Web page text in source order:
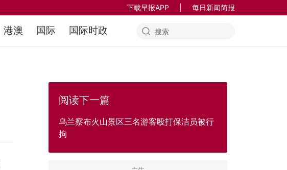
下载早报APP 每日新闻简报
港澳 国际 国际时政
阅读下一篇
乌兰察布火山景区三名游客殴打保洁员被行
拘